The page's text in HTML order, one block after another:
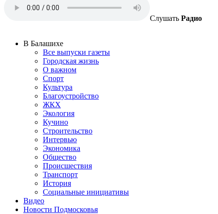
Слушать Радио
В Балашихе
Все выпуски газеты
Городская жизнь
О важном
Спорт
Культура
Благоустройство
ЖКХ
Экология
Кучино
Строительство
Интервью
Экономика
Общество
Происшествия
Транспорт
История
Социальные инициативы
Видео
Новости Подмосковья